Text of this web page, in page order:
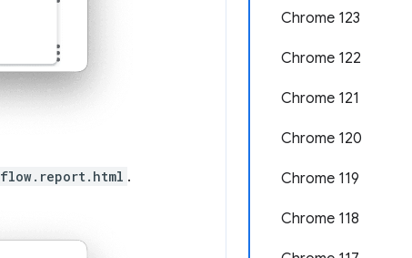
Chrome 123
Chrome 122
Chrome 121
Chrome 120
Chrome 119
Chrome 118
flow.report.html .